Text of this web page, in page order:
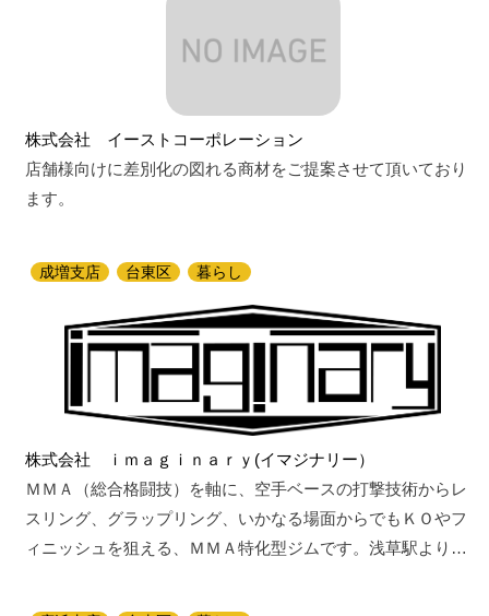
株式会社 イーストコーポレーション
店舗様向けに差別化の図れる商材をご提案させて頂いており
ます。
成増支店 台東区 暮らし
株式会社 ｉｍａｇｉｎａｒｙ(イマジナリー）
ＭＭＡ（総合格闘技）を軸に、空手ベースの打撃技術からレ
スリング、グラップリング、いかなる場面からでもＫＯやフ
ィニッシュを狙える、ＭＭＡ特化型ジムです。浅草駅より…